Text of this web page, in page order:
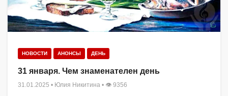
НОВОСТИ АНОНСЫ ДЕНЬ
31 января. Чем знаменателен день
31.01.2025 • Юлия Никитина • 👁 9356